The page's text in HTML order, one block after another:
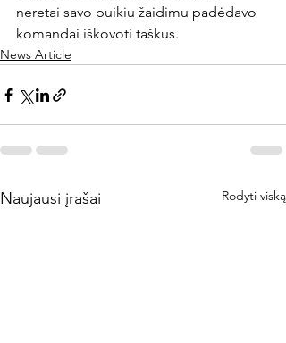
neretai savo puikiu žaidimu padėdavo
komandai iškovoti taškus.
News Article
Naujausi įrašai Rodyti viską